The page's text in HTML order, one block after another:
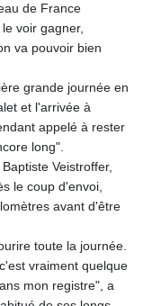
de France
voir gagner,
va pouvoir bien
grande journée en
et l'arrivée à
appelé à rester
long".
Veistroffer,
le coup d'envoi,
avant d'être
toute la journée.
vraiment quelque
mon registre", a